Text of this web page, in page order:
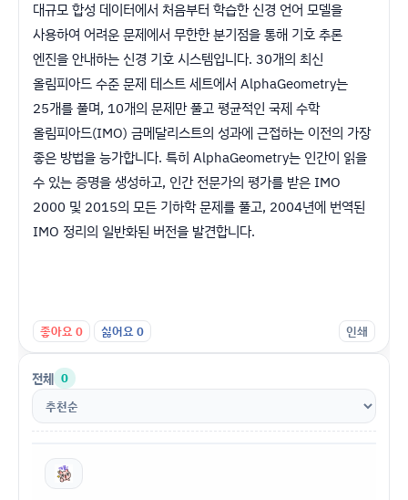
대규모 합성 데이터에서 처음부터 학습한 신경 언어 모델을
사용하여 어려운 문제에서 무한한 분기점을 통해 기호 추론
엔진을 안내하는 신경 기호 시스템입니다. 30개의 최신
올림피아드 수준 문제 테스트 세트에서 AlphaGeometry는
25개를 풀며, 10개의 문제만 풀고 평균적인 국제 수학
올림피아드(IMO) 금메달리스트의 성과에 근접하는 이전의 가장
좋은 방법을 능가합니다. 특히 AlphaGeometry는 인간이 읽을
수 있는 증명을 생성하고, 인간 전문가의 평가를 받은 IMO
2000 및 2015의 모든 기하학 문제를 풀고, 2004년에 번역된
IMO 정리의 일반화된 버전을 발견합니다.
좋아요0 싫어요0 인쇄
전체 0